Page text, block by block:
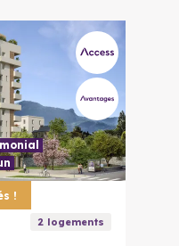
!
2logements